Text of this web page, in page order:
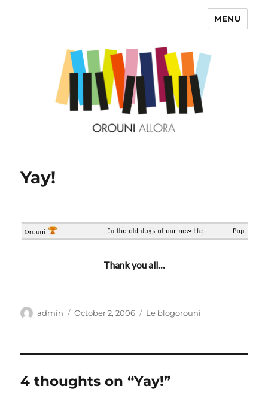
MENU
Yay!
Thank you all…
Author
admin
Posted
October 2, 2006 Categories
Le blogorouni
4 thoughts on “Yay!”